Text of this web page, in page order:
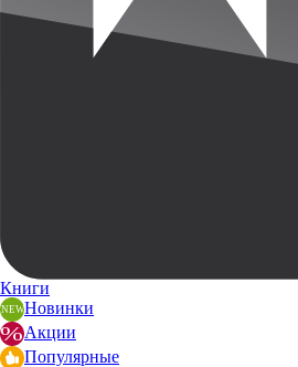
Книги
Новинки
Акции
Популярные